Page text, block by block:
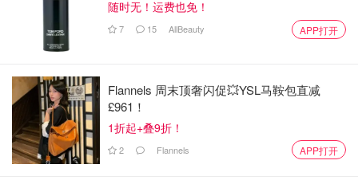
随时无！运费也免！
7 15 AllBeauty APP打开
Flannels 周末顶奢闪促💥YSL马鞍包直减
£961！
1折起+叠9折！
2 Flannels APP打开